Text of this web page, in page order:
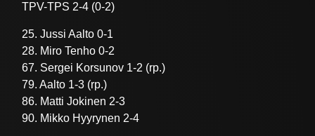
TPV-TPS 2-4 (0-2)
25. Jussi Aalto 0-1
28. Miro Tenho 0-2
67. Sergei Korsunov 1-2 (rp.)
79. Aalto 1-3 (rp.)
86. Matti Jokinen 2-3
90. Mikko Hyyrynen 2-4